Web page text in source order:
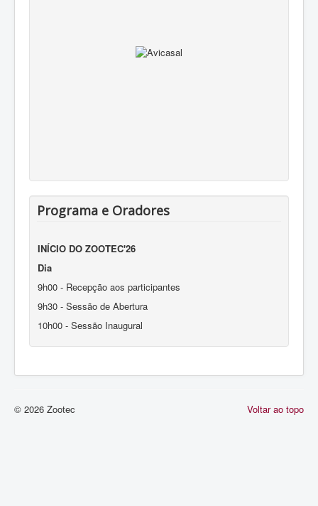
Programa e Oradores
Dia
9h00 - Recepção aos participantes
9h30 - Sessão de Abertura
10h00 - Sessão Inaugural
11H30 - Sessão II
13h00 - Almoço
16h30 - Sessão IV
Voltar ao topo
© 2026 Zootec